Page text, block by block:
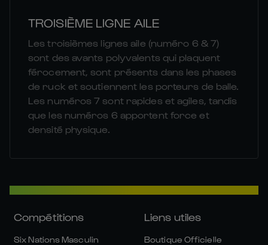
TROISIÈME LIGNE AILE
Les troisièmes lignes aile (numéro 6 & 7)
sont des avants polyvalents qui plaquent
férocement, sont présents dans les phases
de ruck et soutiennent les porteurs de balle.
Les numéros 7 sont rapides et agiles, tandis
que les numéros 6 apportent force et
densité physique.
Compétitions
Six Nations Masculin
Liens utiles
Boutique Officielle